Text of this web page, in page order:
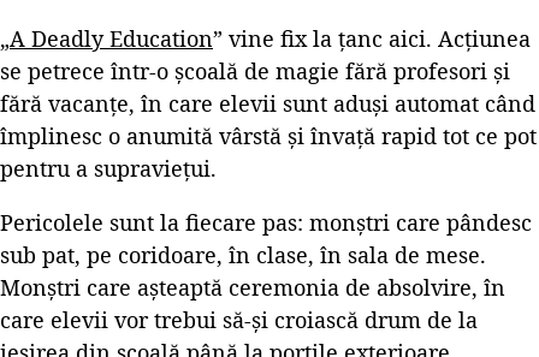
„A Deadly Education” vine fix la țanc aici. Acțiunea
se petrece într-o școală de magie fără profesori și
fără vacanțe, în care elevii sunt aduși automat când
împlinesc o anumită vârstă și învață rapid tot ce pot
pentru a supraviețui.
Pericolele sunt la fiecare pas: monștri care pândesc
sub pat, pe coridoare, în clase, în sala de mese.
Monștri care așteaptă ceremonia de absolvire, în
care elevii vor trebui să-și croiască drum de la